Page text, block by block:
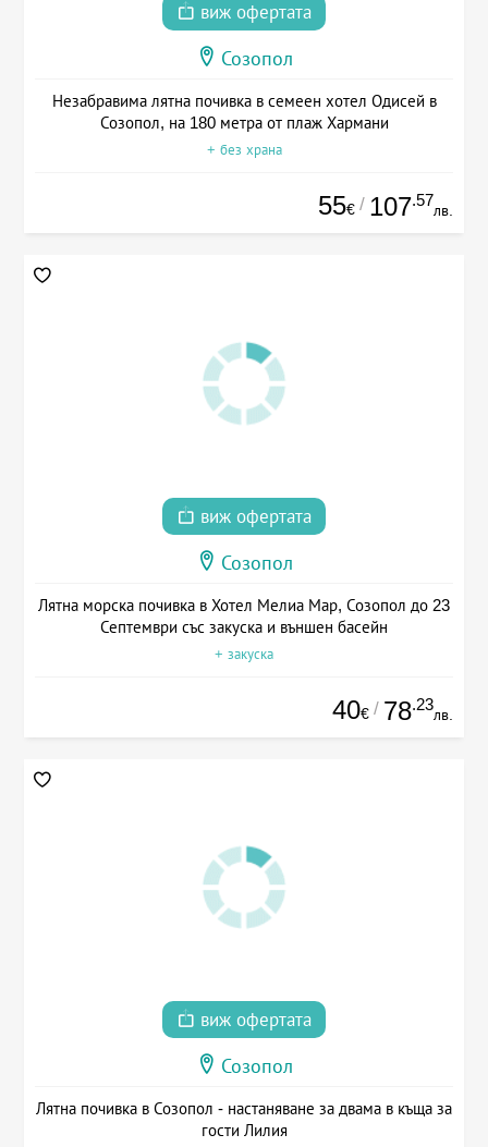
виж офертата
Созопол
Незабравима лятна почивка в семеен хотел Одисей в
Созопол, на 180 метра от плаж Хармани
+ без храна
55€ / 107.57
лв.
виж офертата
Созопол
Лятна морска почивка в Хотел Мелиа Мар, Созопол до 23
Септември със закуска и външен басейн
+ закуска
40€ / 78.23
лв.
виж офертата
Созопол
Лятна почивка в Созопол - настаняване за двама в къща за
гости Лилия